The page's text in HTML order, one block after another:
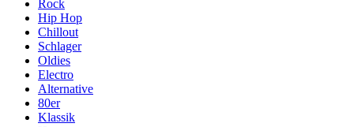
Rock
Hip Hop
Chillout
Schlager
Oldies
Electro
Alternative
80er
Klassik